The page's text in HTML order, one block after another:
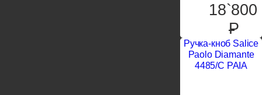
18`800
P
Ручка-кноб Salice
Paolo Diamante
4485/C PAIA